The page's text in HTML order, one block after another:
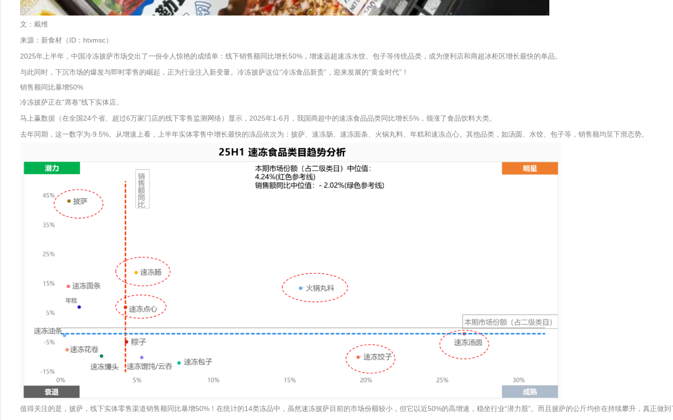
文：戴维
来源：新食材（ID：htxmsc）
2025年上半年，中国冷冻披萨市场交出了一份令人惊艳的成绩单：线下销售额同比增长50%，增速远超速冻水饺、包子等传统品类，成为便利店和商超冰柜区增长最快的单品。
与此同时，下沉市场的爆发与即时零售的崛起，正为行业注入新变量。冷冻披萨这位“冷冻食品新贵”，迎来发展的“黄金时代”！
销售额同比暴增50%
冷冻披萨正在“席卷”线下实体店。
马上赢数据（在全国24个省、超过6万家门店的线下零售监测网络）显示，2025年1-6月，我国商超中的速冻食品品类同比增长5%，领涨了食品饮料大类。
去年同期，这一数字为-9.5%。从增速上看，上半年实体零售中增长最快的冻品依次为：披萨、速冻肠、速冻面条、火锅丸料、年糕和速冻点心。其他品类，如汤圆、水饺、包子等，销售额均呈下滑态势。
值得关注的是，披萨，线下实体零售渠道销售额同比暴增50%！在统计的14类冻品中，虽然速冻披萨目前的市场份额较小，但它以近50%的高增速，稳坐行业“潜力股”。而且披萨的公斤均价在持续攀升，真正做到